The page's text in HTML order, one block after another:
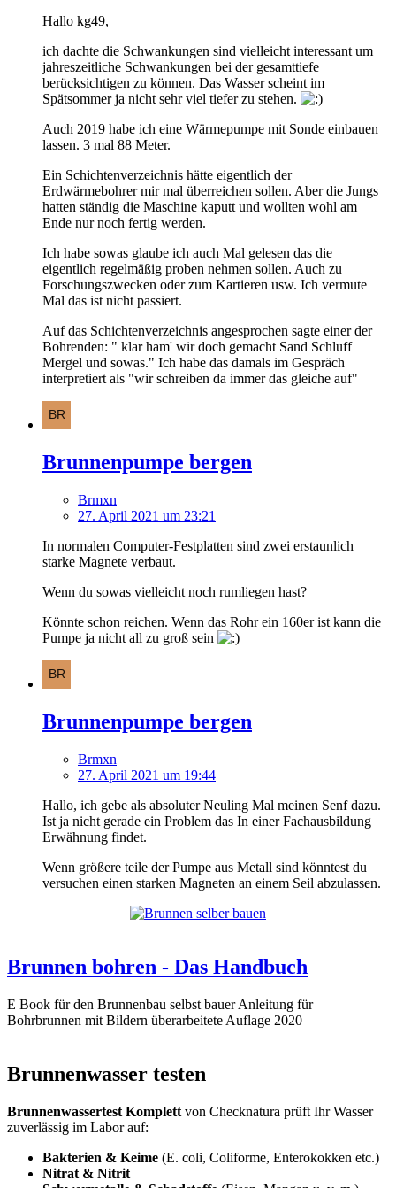
Hallo kg49,
ich dachte die Schwankungen sind vielleicht interessant um
jahreszeitliche Schwankungen bei der gesamttiefe
berücksichtigen zu können. Das Wasser scheint im
Spätsommer ja nicht sehr viel tiefer zu stehen.
Auch 2019 habe ich eine Wärmepumpe mit Sonde einbauen
lassen. 3 mal 88 Meter.
Ein Schichtenverzeichnis hätte eigentlich der
Erdwärmebohrer mir mal überreichen sollen. Aber die Jungs
hatten ständig die Maschine kaputt und wollten wohl am
Ende nur noch fertig werden.
Ich habe sowas glaube ich auch Mal gelesen das die
eigentlich regelmäßig proben nehmen sollen. Auch zu
Forschungszwecken oder zum Kartieren usw. Ich vermute
Mal das ist nicht passiert.
Auf das Schichtenverzeichnis angesprochen sagte einer der
Bohrenden: " klar ham' wir doch gemacht Sand Schluff
Mergel und sowas." Ich habe das damals im Gespräch
interpretiert als "wir schreiben da immer das gleiche auf"
Brunnenpumpe bergen
Brmxn
27. April 2021 um 23:21
In normalen Computer-Festplatten sind zwei erstaunlich
starke Magnete verbaut.
Wenn du sowas vielleicht noch rumliegen hast?
Könnte schon reichen. Wenn das Rohr ein 160er ist kann die
Pumpe ja nicht all zu groß sein
Brunnenpumpe bergen
Brmxn
27. April 2021 um 19:44
Hallo, ich gebe als absoluter Neuling Mal meinen Senf dazu.
Ist ja nicht gerade ein Problem das In einer Fachausbildung
Erwähnung findet.
Wenn größere teile der Pumpe aus Metall sind könntest du
versuchen einen starken Magneten an einem Seil abzulassen.
Brunnen bohren - Das Handbuch
E Book für den Brunnenbau selbst bauer Anleitung für
Bohrbrunnen mit Bildern überarbeitete Auflage 2020
Brunnenwasser testen
Brunnenwassertest Komplett von Checknatura prüft Ihr Wasser
zuverlässig im Labor auf:
Bakterien & Keime (E. coli, Coliforme, Enterokokken etc.)
Nitrat & Nitrit